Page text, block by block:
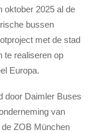
oktober 2025 al de
bussen
met de stad
te realiseren op
Europa.
door Daimler Buses
van
ZOB München